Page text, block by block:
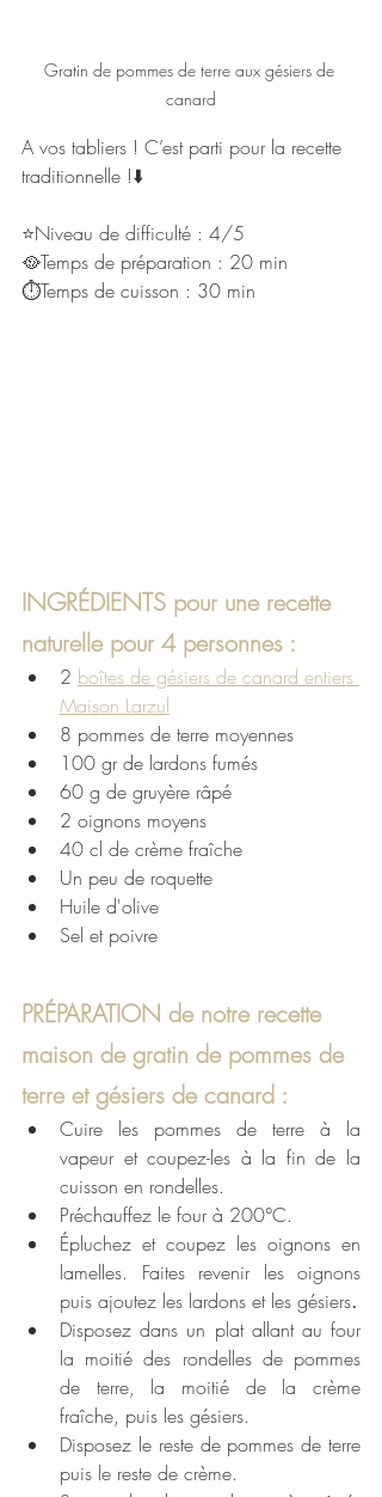
Gratin de pommes de terre aux gésiers de
canard
A vos tabliers ! C’est parti pour la recette
traditionnelle !⬇️
⭐Niveau de difficulté : 4/5
🥘Temps de préparation : 20 min
⏱Temps de cuisson : 30 min
INGRÉDIENTS pour une recette
naturelle pour 4 personnes :
2 boîtes de gésiers de canard entiers
Maison Larzul
8 pommes de terre moyennes
100 gr de lardons fumés
60 g de gruyère râpé
2 oignons moyens
40 cl de crème fraîche
Un peu de roquette
Huile d'olive
Sel et poivre
PRÉPARATION de notre recette
maison de gratin de pommes de
terre et gésiers de canard :
Cuire les pommes de terre à la
vapeur et coupez-les à la fin de la
cuisson en rondelles.
Préchauffez le four à 200°C.
Épluchez et coupez les oignons en
lamelles. Faites revenir les oignons
puis ajoutez les lardons et les gésiers.
Disposez dans un plat allant au four
la moitié des rondelles de pommes
de terre, la moitié de la crème
fraîche, puis les gésiers.
Disposez le reste de pommes de terre
puis le reste de crème.